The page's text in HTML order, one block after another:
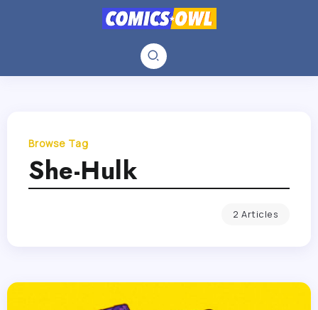
Browse Tag
She-Hulk
2 Articles